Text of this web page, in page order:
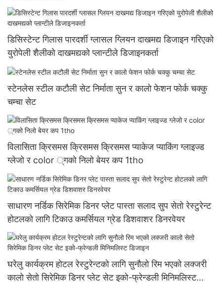
डिसिस्टेन्ट गिलास पारदर्शी ग्लासल ग्लियन दाखमद्य डिजाइन गरिएको
युरोपेली शैलीको दाखमद्यको प्लान्टीले डिजाइनकर्ता
स्टेनलेस स्टील कटौली सेट निर्माता सुन र कालो फेशन फोर्क चक्कु
चम्चा सेट
विलासिता क्रिसमस क्रिसमस क्रिसमस प्याकेज प्याकिंग ग्लाइज्ड
ग्लेजो र color ्गको निलो बेयर कप 1tho
साधारण नर्डिक सिरेमिक डिनर प्लेट पास्ता सलाद सुप सेतो रेस्टुरेन्ट
होटलको लागि टिकाउ कमर्सियल ग्रेड डिशवाशर डिनरवेयर
घरेलु कार्यक्रम होटल रेस्टुरेन्टको लागि सुनौलो रिम भएको लक्जरी
कालो सेतो सिरेमिक डिनर प्लेट सेट इको-फ्रेन्डली मिनिमलिस्ट